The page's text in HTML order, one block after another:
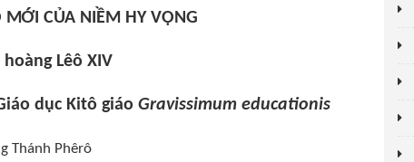
CỦA NIỀM HY VỌNG
Lêô XIV
dục Kitô giáo Gravissimum educationis
Thánh Phêrô